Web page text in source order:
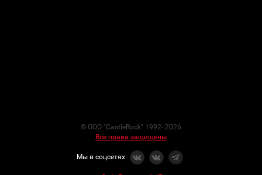
© ООО "CastleRock" 1992- 2026
Все права защищены
Мы в соцсетях